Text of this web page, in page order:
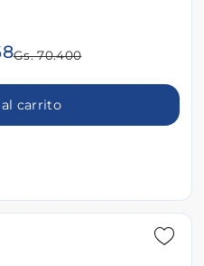
Gs. 70.400
carrito